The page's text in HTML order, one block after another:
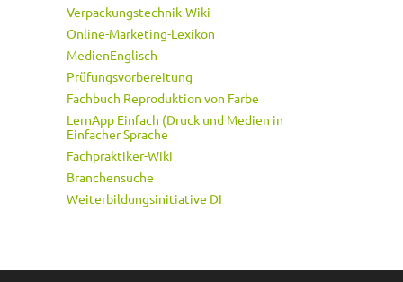
Verpackungstechnik-Wiki
Online-Marketing-Lexikon
MedienEnglisch
Prüfungsvorbereitung
Fachbuch Reproduktion von Farbe
LernApp Einfach (Druck und Medien in
Einfacher Sprache
Fachpraktiker-Wiki
Branchensuche
Weiterbildungsinitiative DI